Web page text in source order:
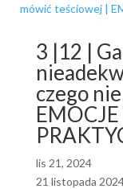
3 |12 |
czego
lis 21, 2024
21 listopada